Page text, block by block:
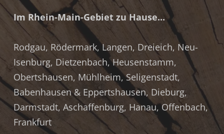
Im Rhein-Main-Gebiet zu Hause...
Rodgau, Rödermark,Langen, Dreieich, Neu-
Isenburg, Dietzenbach,Heusenstamm,
Obertshausen, Mühlheim,Seligenstadt,
Babenhausen & Eppertshausen, Dieburg,
Darmstadt, Aschaffenburg, Hanau,Offenbach,
Frankfurt